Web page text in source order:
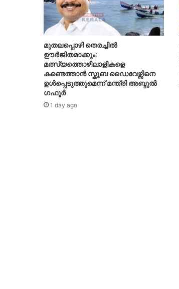
മുതലപ്പൊഴി തെരച്ചിൽ
ഊർജിതമാക്കും;
മത്സ്യത്തൊഴിലാളികളെ
കണ്ടെത്താൻ സ്കൂബ ഡൈവേഴ്സിനെ
ഉൾപ്പെടുത്തുമെന്ന് മന്ത്രി അബ്ദുൽ
ഗഫൂർ
1 day ago